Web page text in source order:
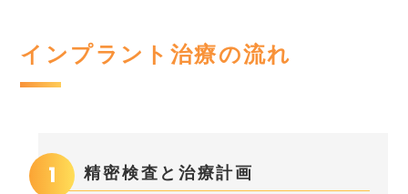
インプラント治療の流れ
1 精密検査と治療計画